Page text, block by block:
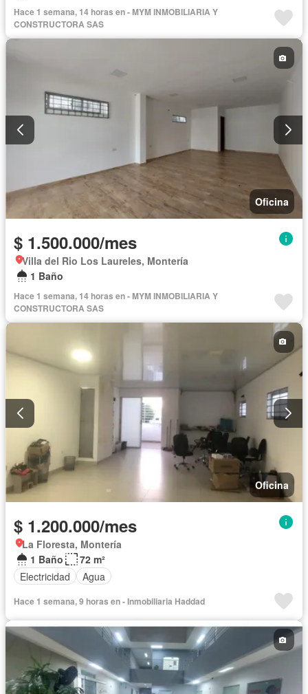
Hace 1 semana, 14 horas en - MYM INMOBILIARIA Y
CONSTRUCTORA SAS
Oficina
$ 1.500.000/mes
Villa del Rio Los Laureles, Montería
1 Baño
Hace 1 semana, 14 horas en - MYM INMOBILIARIA Y
CONSTRUCTORA SAS
Oficina
$ 1.200.000/mes
La Floresta, Montería
1 Baño
72 m²
Electricidad
Agua
Hace 1 semana, 9 horas en - Inmobiliaria Haddad